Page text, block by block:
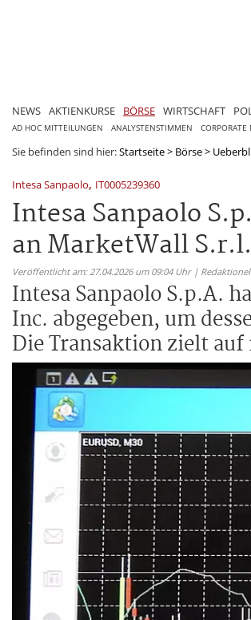
NEWS AKTIENKURSE BÖRSE WIRTSCHAFT
AD HOC MITTEILUNGEN ANALYSTENSTIMMEN CORPORATE
Sie befinden sind hier:Startseite> Börse>
Intesa Sanpaolo, IT0005239360
Intesa Sanpaolo
an MarketWall S.r.l.
Veröffentlicht am: 27.04.2026 um 09:04 Uhr |
Intesa Sanpaolo S.p.A.
Inc. abgegeben, um
Die Transaktion zielt